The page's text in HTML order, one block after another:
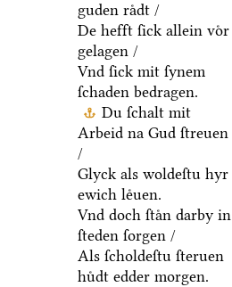
guden raͤdt /
De hefft ſick allein voͤr
gelagen /
Vnd ſick mit ſynem
ſchaden bedragen.
Du ſchalt mit
Arbeid na Gud ſtreuen
/
Glyck als woldeſtu hyr
ewich leͤuen.
Vnd doch ſtaͤn darby in
ſteden ſorgen /
Als ſcholdeſtu ſteruen
huͤdt edder morgen.